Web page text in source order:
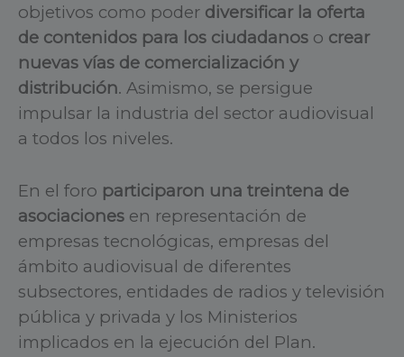
objetivos como poder diversificar la oferta
de contenidos para los ciudadanoso crear
nuevas vías de comercialización y
distribución. Asimismo, se persigue
impulsar la industria del sector audiovisual
a todos los niveles.
En el foro participaron una treintena de
asociacionesen representación de
empresas tecnológicas, empresas del
ámbito audiovisual de diferentes
subsectores, entidades de radios y televisión
pública y privada y los Ministerios
implicados en la ejecución del Plan.